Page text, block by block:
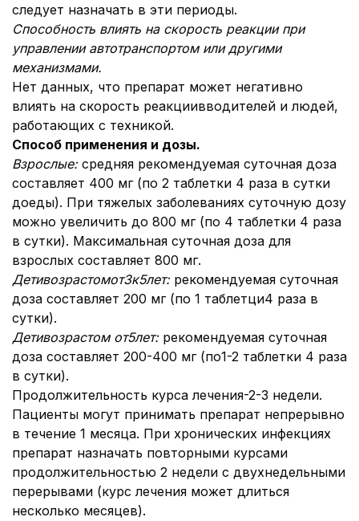
следует назначать в эти периоды.
Способность влиять на скорость реакции при
управлении автотранспортом или другими
механизмами.
Нет данных, что препарат может негативно
влиять на скорость реакциивводителей и людей,
работающих с техникой.
Способ применения и дозы.
Взрослые: средняя рекомендуемая суточная доза
составляет 400 мг (по 2 таблетки 4 раза в сутки
доеды). При тяжелых заболеваниях суточную дозу
можно увеличить до 800 мг (по 4 таблетки 4 раза
в сутки). Максимальная суточная доза для
взрослых составляет 800 мг.
Детивозрастомот3к5лет: рекомендуемая суточная
доза составляет 200 мг (по 1 таблетци4 раза в
сутки).
Детивозрастом от5лет: рекомендуемая суточная
доза составляет 200-400 мг (по1-2 таблетки 4 раза
в сутки).
Продолжительность курса лечения-2-3 недели.
Пациенты могут принимать препарат непрерывно
в течение 1 месяца. При хронических инфекциях
препарат назначать повторными курсами
продолжительностью 2 недели с двухнедельными
перерывами (курс лечения может длиться
несколько месяцев).